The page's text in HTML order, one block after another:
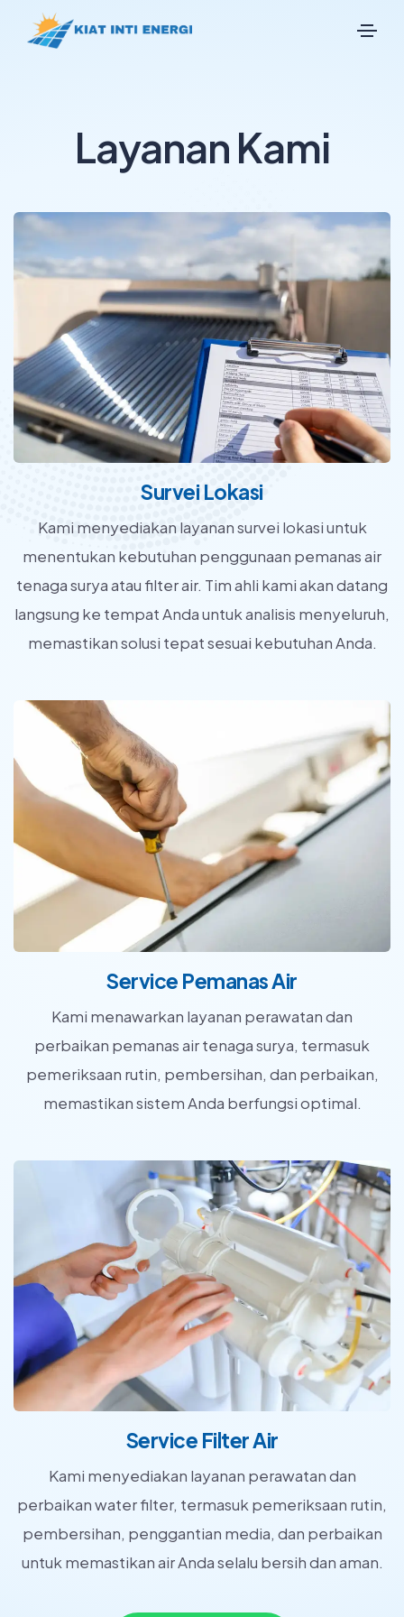
Layanan Kami
Survei Lokasi
Kami menyediakan layanan survei lokasi untuk
menentukan kebutuhan penggunaan pemanas air
tenaga surya atau filter air. Tim ahli kami akan datang
langsung ke tempat Anda untuk analisis menyeluruh,
memastikan solusi tepat sesuai kebutuhan Anda.
Service Pemanas Air
Kami menawarkan layanan perawatan dan
perbaikan pemanas air tenaga surya, termasuk
pemeriksaan rutin, pembersihan, dan perbaikan,
memastikan sistem Anda berfungsi optimal.
Service Filter Air
Kami menyediakan layanan perawatan dan
perbaikan water filter, termasuk pemeriksaan rutin,
pembersihan, penggantian media, dan perbaikan
untuk memastikan air Anda selalu bersih dan aman.